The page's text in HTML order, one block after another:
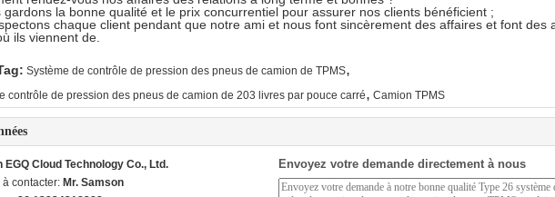
gardons la bonne qualité et le prix concurrentiel pour assurer nos clients bénéficient ;
chaque client pendant que notre ami et nous font sincèrement des affaires et font des
ils viennent de.
Système de contrôle de pression des pneus de camion de TPMS,
contrôle de pression des pneus de camion de 203 livres par pouce carré, Camion TPMS
EGQ Cloud Technology Co., Ltd.
à contacter: Mr. Samson
Envoyez votre demande directement à nous